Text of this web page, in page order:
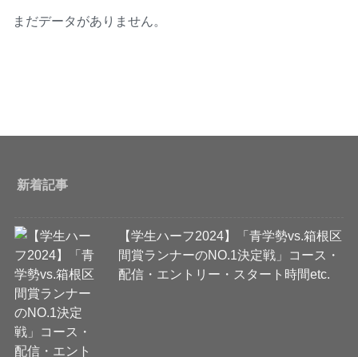
まだデータがありません。
新着記事
【学生ハーフ2024】「青学勢vs.箱根区
間賞ランナーのNO.1決定戦」コース・
配信・エントリー・スタート時間etc.